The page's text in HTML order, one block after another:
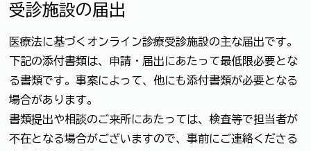
受診施設の届出
医療法に基づくオンライン診療受診施設の主な届出です。
下記の添付書類は、申請・届出にあたって最低限必要とな
る書類です。事案によって、他にも添付書類が必要となる
場合があります。
書類提出や相談のご来所にあたっては、検査等で担当者が
不在となる場合がございますので、事前にご連絡くださる